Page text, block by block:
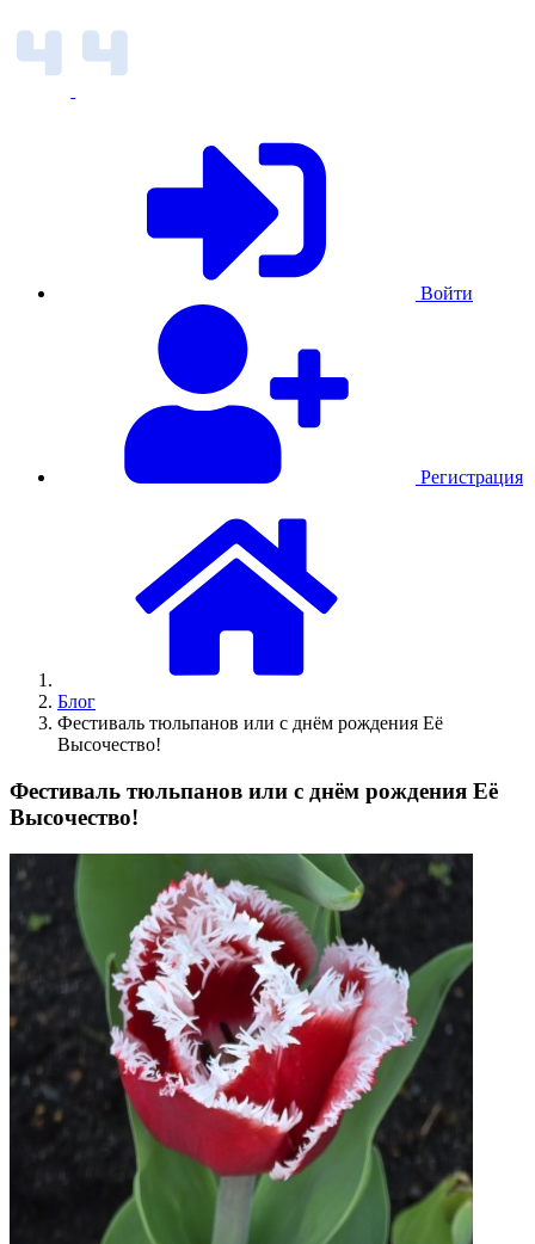
Войти
Регистрация
Блог
Фестиваль тюльпанов или с днём рождения Её
Высочество!
Фестиваль тюльпанов или с днём рождения Её
Высочество!